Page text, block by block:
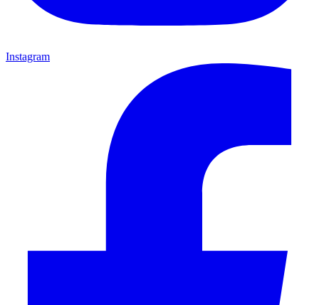
Instagram